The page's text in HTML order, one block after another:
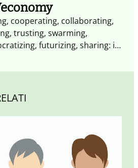
cooperating, collaborating,
trusting, swarming,
futurizing, sharing: il
dell'impresa collaborativa.
più aperta, più
e collaborazione.